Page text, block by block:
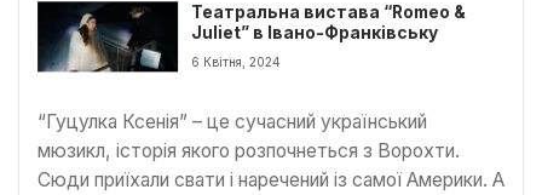
Театральна вистава “Romeo &
Juliet” в Івано-Франківську
6 Квітня, 2024
“Гуцулка Ксенія” – це сучасний український
мюзикл, історія якого розпочнеться з Ворохти.
Сюди приїхали свати і наречений із самої Америки. А